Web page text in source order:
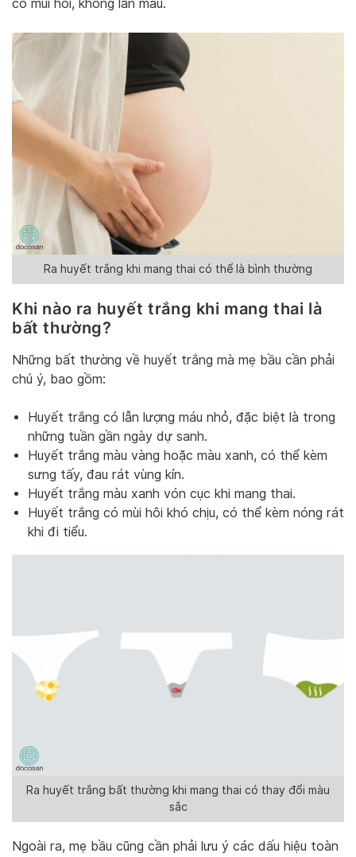
có mùi hôi, không lẫn máu.
Ra huyết trắng khi mang thai có thể là bình thường
Khi nào ra huyết trắng khi mang thai là
bất thường?
Những bất thường về huyết trắng mà mẹ bầu cần phải
chú ý, bao gồm:
Huyết trắng có lẫn lượng máu nhỏ, đặc biệt là trong
những tuần gần ngày dự sanh.
Huyết trắng màu vàng hoặc màu xanh, có thể kèm
sưng tấy, đau rát vùng kín.
Huyết trắng màu xanh vón cục khi mang thai.
Huyết trắng có mùi hôi khó chịu, có thể kèm nóng rát
khi đi tiểu.
Ra huyết trắng bất thường khi mang thai có thay đổi màu
sắc
Ngoài ra, mẹ bầu cũng cần phải lưu ý các dấu hiệu toàn